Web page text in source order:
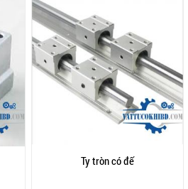
Ty tròn có đế